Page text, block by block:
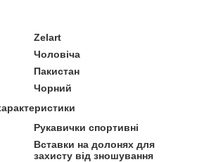
Zelart
Чоловіча
Пакистан
Чорний
Рукавички спортивні
Вставки на долонях для
захисту від зношування